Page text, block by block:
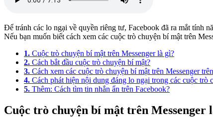
Để tránh các lo ngại về quyền riêng tư, Facebook đã ra mắt tính
Nếu bạn muốn biết cách xem các cuộc trò chuyện bí mật trên
1. Cuộc trò chuyện bí mật trên Messenger là gì?
2. Cách bắt đầu cuộc trò chuyện bí mật?
3. Cách xem các cuộc trò chuyện bí mật trên Messenger
4. Cách phát hiện nội dung đáng lo ngại trong các cuộc trò
5. Thêm: Cách tìm tin nhắn ẩn trên Facebook?
Cuộc trò chuyện bí mật trên Messenger